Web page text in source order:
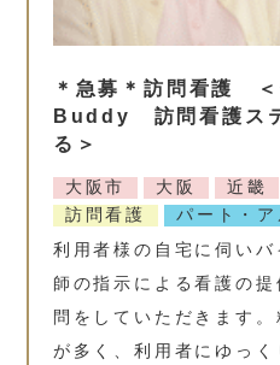
＊急募＊訪問看護
Buddy 訪問看護ス
る＞
大阪市 大阪 近畿
訪問看護
パート・ア
利用者様の自宅に伺い
師の指示による看護の
問をしていただきます
が多く、利用者にゆっ